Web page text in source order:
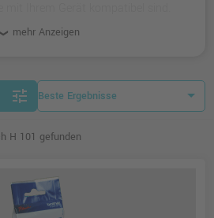
Farbbänder, Label &
oder zu
mehr Anzeigen
tune
H 101 gefunden